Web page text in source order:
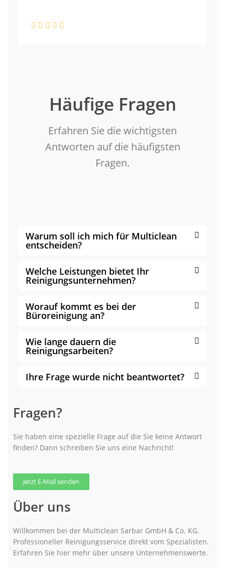
Häufige Fragen
Erfahren Sie die wichtigsten
Antworten auf die häufigsten
Fragen.
Warum soll ich mich für Multiclean
entscheiden?
Welche Leistungen bietet Ihr
Reinigungsunternehmen?
Worauf kommt es bei der
Büroreinigung an?
Wie lange dauern die
Reinigungsarbeiten?
Ihre Frage wurde nicht beantwortet?
Fragen?
Sie haben eine spezielle Frage auf die Sie keine Antwort
finden? Dann schreiben Sie uns eine Nachricht!
Jetzt E-Mail senden
Über uns
Willkommen bei der Multiclean Sarbar GmbH & Co. KG.
Professioneller Reinigungsservice direkt vom Spezialisten.
Erfahren Sie hier mehr über unsere Unternehmenswerte.